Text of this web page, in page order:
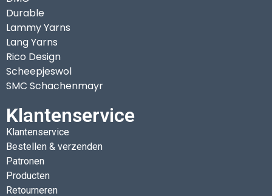
Durable
Lammy Yarns
Lang Yarns
Rico Design
Scheepjeswol
SMC Schachenmayr
Klantenservice
Klantenservice
Bestellen & verzenden
Patronen
Producten
Retourneren